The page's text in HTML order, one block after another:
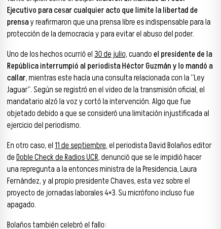
Ejecutivo para cesar cualquier acto que limite la libertad de
prensay reafirmaron que una prensa libre es indispensable para la
protección de la democracia y para evitar el abuso del poder.
Uno de los hechos ocurrió el30 de julio,cuando el presidente de la
República interrumpió al periodista Héctor Guzmán y lo mandó a
callar, mientras este hacía una consulta relacionada con la “Ley
Jaguar”. Según se registró en el video de la transmisión oficial, el
mandatario alzó la voz y cortó la intervención. Algo que fue
objetado debido a que se consideró una limitación injustificada al
ejercicio del periodismo.
En otro caso, el11 de septiembre, el periodista David Bolaños editor
deDoble Check de Radios UCR, denunció que se le impidió hacer
una repregunta a la entonces ministra de la Presidencia, Laura
Fernández, y al propio presidente Chaves, esta vez sobre el
proyecto de jornadas laborales 4×3. Su micrófono incluso fue
apagado.
Bolaños también celebró el fallo: